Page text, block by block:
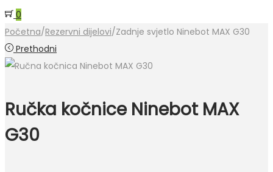
0
Početna/Rezervni dijelovi/Zadnje svjetlo Ninebot MAX G30
Prethodni
Ručka kočnice Ninebot MAX
G30